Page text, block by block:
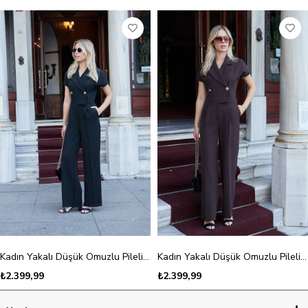
Kadın Yakalı Düşük Omuzlu Pileli Yan Cepli Bol Paça Tulum-Siyah
₺2.399,99
Kadın Yakalı Düşük Omuzlu Pileli Yan Cepli Bol Paça Tulum-Kahve
₺2.399,99